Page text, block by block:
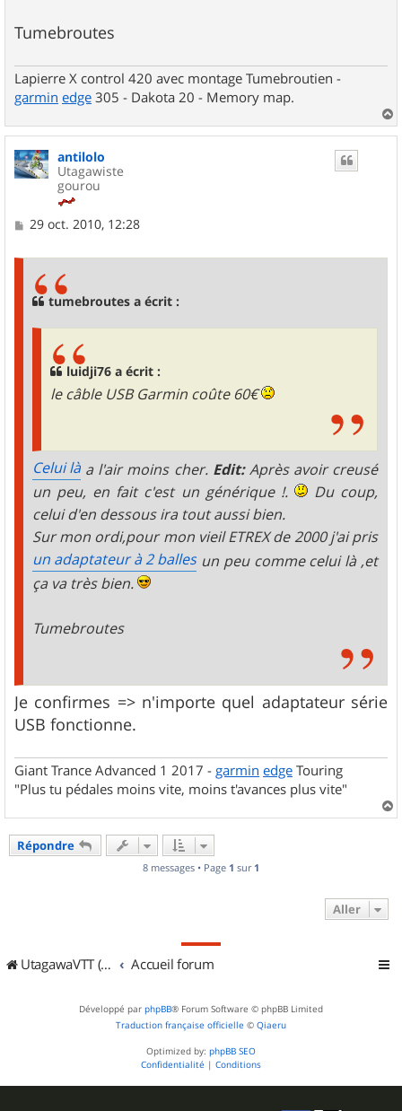
Tumebroutes
Lapierre X control 420 avec montage Tumebroutien -
garmin edge 305 - Dakota 20 - Memory map.
a
antilolo
Utagawiste
gourou
M
29 oct. 2010, 12:28
tumebroutes a écrit :
luidji76 a écrit :
le câble USB Garmin coûte 60€
Celui là a l'air moins cher. Edit:Après avoir creusé
un peu, en fait c'est un générique !.
Du coup,
celui d'en dessous ira tout aussi bien.
Sur mon ordi,pour mon vieil ETREX de 2000 j'ai pris
un adaptateur à 2 balles un peu comme celui là ,et
ça va très bien.
Tumebroutes
Je confirmes => n'importe quel adaptateur série
USB fonctionne.
Giant Trance Advanced 1 2017 - garmin edge Touring
"Plus tu pédales moins vite, moins t'avances plus vite"
a
Répondre
8 messages • Page 1 sur 1
Aller
UtagawaVTT (Randos VTT et VTTAE avec traces GPS) Accueil forum
Développé par phpBB® Forum Software © phpBB Limited
Traduction française officielle © Qiaeru
Optimized by: phpBB SEO
Confidentialité | Conditions